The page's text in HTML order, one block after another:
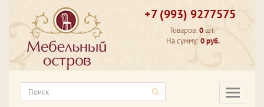
+7 (993) 9277575
Товаров:0 шт.
На сумму:0 руб.